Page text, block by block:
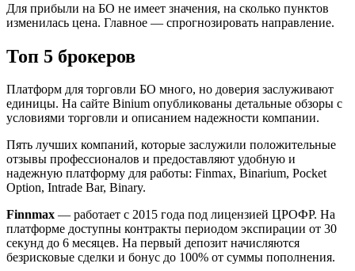
Для прибыли на БО не имеет значения, на сколько пунктов
изменилась цена. Главное — спрогнозировать направление.
Топ 5 брокеров
Платформ для торговли БО много, но доверия заслуживают
единицы. На сайте Binium опубликованы детальные обзоры с
условиями торговли и описанием надежности компании.
Пять лучших компаний, которые заслужили положительные
отзывы профессионалов и предоставляют удобную и
надежную платформу для работы: Finmax, Binarium, Pocket
Option, Intrade Bar, Binary.
Finnmax — работает с 2015 года под лицензией ЦРОФР. На
платформе доступны контракты периодом экспирации от 30
секунд до 6 месяцев. На первый депозит начисляются
безрисковые сделки и бонус до 100% от суммы пополнения.